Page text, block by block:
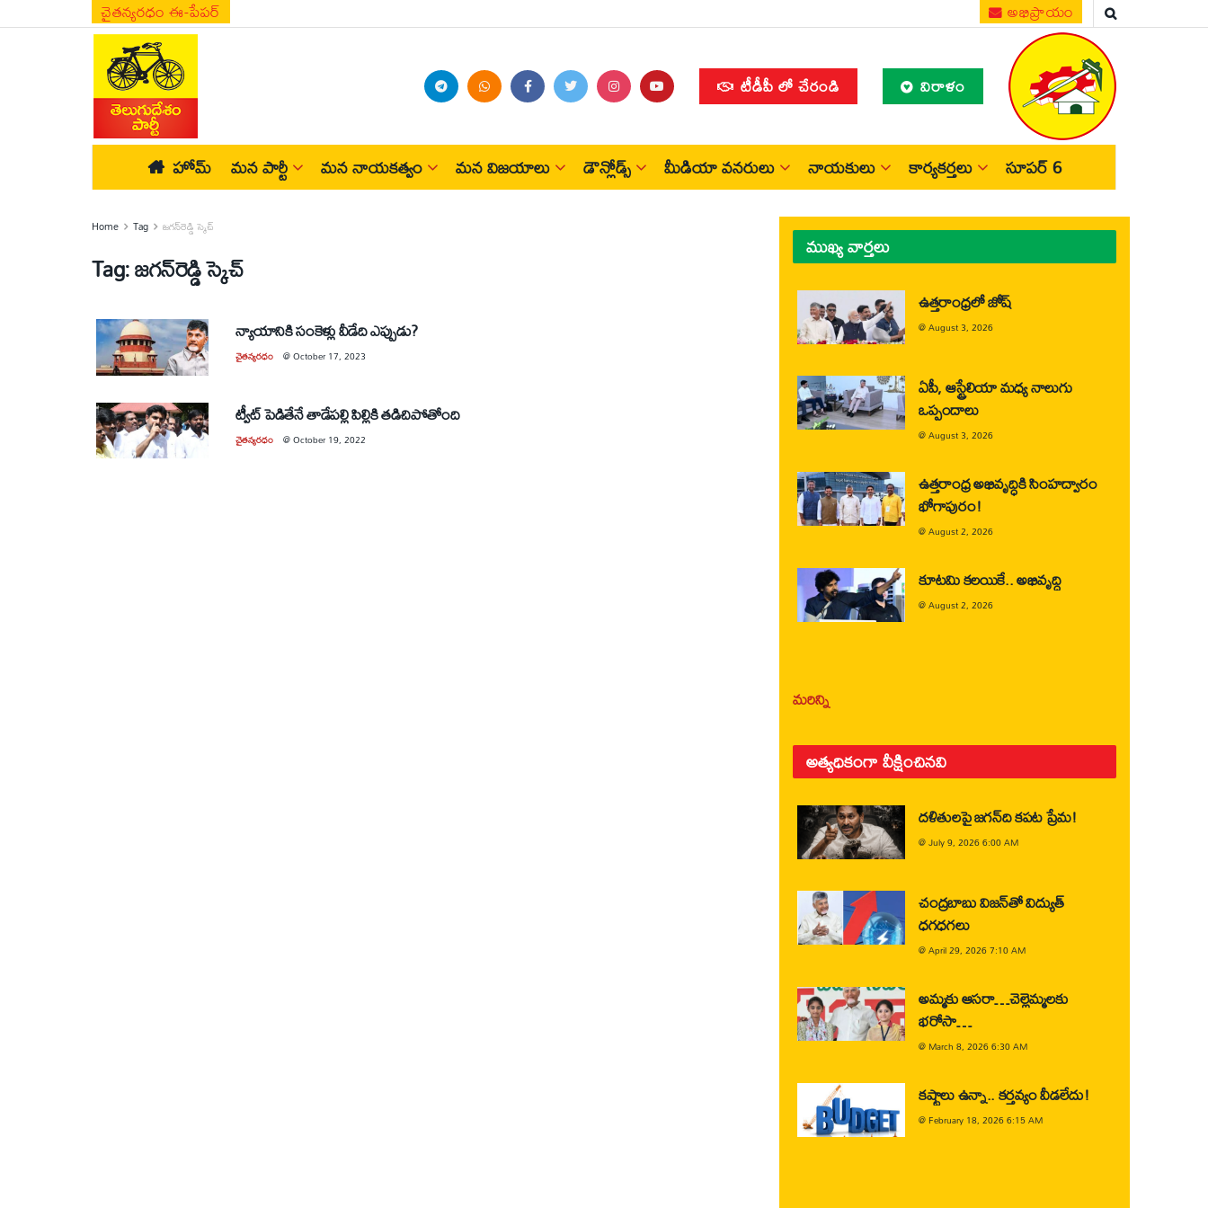
చైతన్యరధం ఈ-పేపర్ అభిప్రాయం
టీడీపీ లో చేరండి విరాళం
హోమ్ మన పార్టీ మన నాయకత్వం మన విజయాలు డౌన్లోడ్స్ మీడియా వనరులు నాయకులు కార్యకర్తలు సూపర్ 6
Home Tag జగన్‌రెడ్డి స్కెచ్‌
Tag:జగన్‌రెడ్డి స్కెచ్‌
న్యాయానికి సంకెళ్లు వీడేది ఎప్పుడు?
చైతన్యరధం @October 17, 2023
ట్వీట్‌ పెడితేనే తాడేపల్లి పిల్లికి తడిచిపోతోంది
చైతన్యరధం @October 19, 2022
ముఖ్య వార్తలు
ఉత్తరాంధ్రలో జోష్
@August 3, 2026
ఏపీ, ఆస్ట్రేలియా మధ్య నాలుగు
ఒప్పందాలు
@August 3, 2026
ఉత్తరాంధ్ర అభివృద్ధికి సింహద్వారం
భోగాపురం!
@August 2, 2026
కూటమి కలయికే.. అభివృద్ధి
@August 2, 2026
మరిన్ని
అత్యధికంగా వీక్షించినవి
దళితులపై జగన్‌ది కపట ప్రేమ!
@July 9, 2026 6:00 AM
చంద్రబాబు విజన్‌తో విద్యుత్
ధగధగలు
@April 29, 2026 7:10 AM
అమ్మకు ఆసరా…చెల్లెమ్మలకు
భరోసా…
@ March 8, 2026 6:30 AM
కష్టాలు ఉన్నా.. కర్తవ్యం వీడలేదు!
@February 18, 2026 6:15 AM